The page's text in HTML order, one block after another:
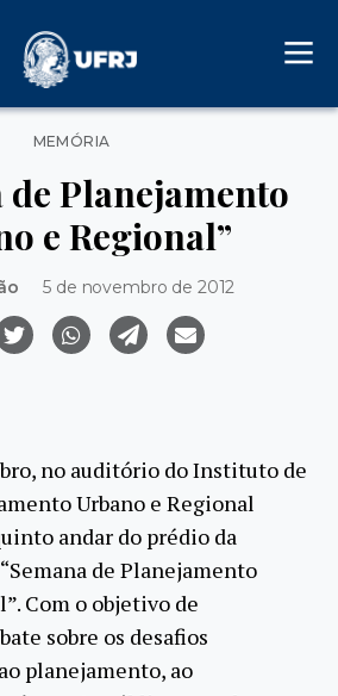
Categorias
MEMÓRIA
de Planejamento
e Regional”
5 de novembro de 2012
no auditório do Instituto de
Urbano e Regional
andar do prédio da
de Planejamento
Com o objetivo de
sobre os desafios
planejamento, ao